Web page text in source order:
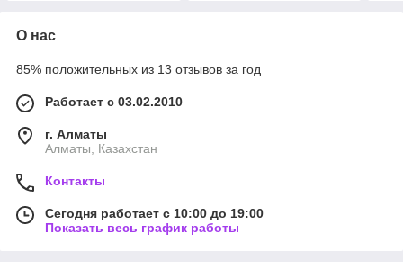
О нас
85% положительных из 13 отзывов за год
Работает с 03.02.2010
г. Алматы
Алматы, Казахстан
Контакты
Сегодня работает с 10:00 до 19:00
Показать весь график работы